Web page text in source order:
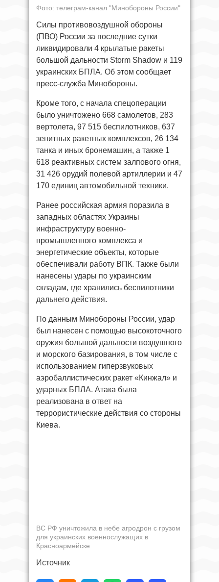
Фото: телеграм-канал "Минобороны России"
Силы противовоздушной обороны
(ПВО) России за последние сутки
ликвидировали 4 крылатые ракеты
большой дальности Storm Shadow и 119
украинских БПЛА. Об этом сообщает
пресс-служба Минобороны.
Кроме того, с начала спецоперации
было уничтожено 668 самолетов, 283
вертолета, 97 515 беспилотников, 637
зенитных ракетных комплексов, 26 134
танка и иных бронемашин, а также 1
618 реактивных систем залпового огня,
31 426 орудий полевой артиллерии и 47
170 единиц автомобильной техники.
Ранее российская армия поразила в
западных областях Украины
инфраструктуру военно-
промышленного комплекса и
энергетические объекты, которые
обеспечивали работу ВПК. Также были
нанесены удары по украинским
складам, где хранились беспилотники
дальнего действия.
По данным Минобороны России, удар
был нанесен с помощью высокоточного
оружия большой дальности воздушного
и морского базирования, в том числе с
использованием гиперзвуковых
аэробаллистических ракет «Кинжал» и
ударных БПЛА. Атака была
реализована в ответ на
террористические действия со стороны
Киева.
ВС РФ уничтожила в небе агродрон с грузом
для украинских военнослужащих в
Красноармейске
Источник